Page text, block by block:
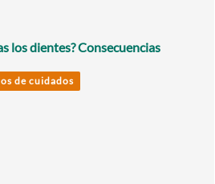
los dientes? Consecuencias
de cuidados